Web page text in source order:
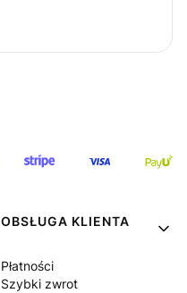
OBSŁUGA KLIENTA
Płatności
Szybki zwrot